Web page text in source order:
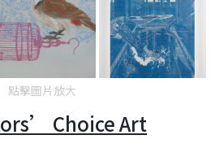
點擊圖片放大
Choice Art